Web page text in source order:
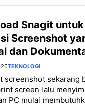
Snagit
Screenshot
dan
TEKNOLOGI
screenshot sekarang
screen lalu
PC mulai